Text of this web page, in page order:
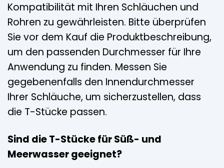
Kompatibilität mit Ihren Schläuchen und
Rohren zu gewährleisten. Bitte überprüfen
Sie vor dem Kauf die Produktbeschreibung,
um den passenden Durchmesser für Ihre
Anwendung zu finden. Messen Sie
gegebenenfalls den Innendurchmesser
Ihrer Schläuche, um sicherzustellen, dass
die T-Stücke passen.
Sind die T-Stücke für Süß- und
Meerwasser geeignet?